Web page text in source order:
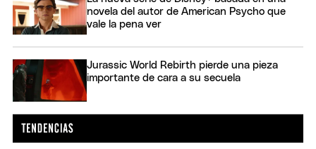
novela del autor de American Psycho que
vale la pena ver
Jurassic World Rebirth pierde una pieza
importante de cara a su secuela